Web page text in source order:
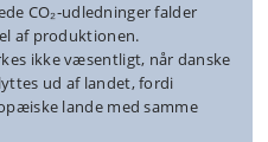
CO₂‑udledninger falder
af produktionen.
ikke væsentligt, når danske
ud af landet, fordi
lande med samme